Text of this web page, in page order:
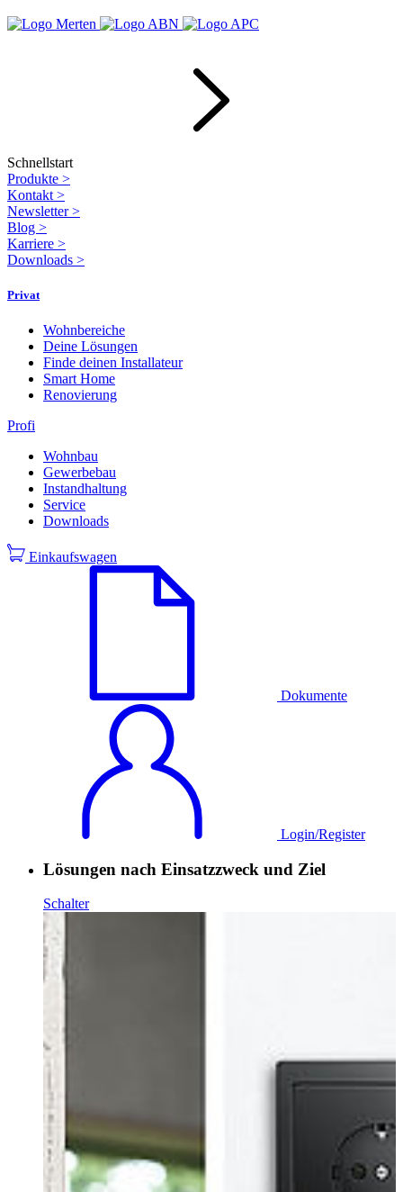
Schnellstart
Produkte >
Kontakt >
Newsletter>
Blog >
Karriere >
Downloads >
Privat
Wohnbereiche
Deine Lösungen
Finde deinen Installateur
Smart Home
Renovierung
Profi
Wohnbau
Gewerbebau
Instandhaltung
Service
Downloads
Einkaufswagen
Dokumente
Login/Register
Lösungen nach Einsatzzweck und Ziel
Schalter